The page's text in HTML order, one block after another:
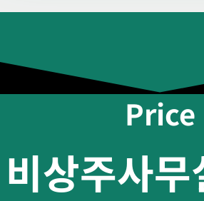
Price
비상주사